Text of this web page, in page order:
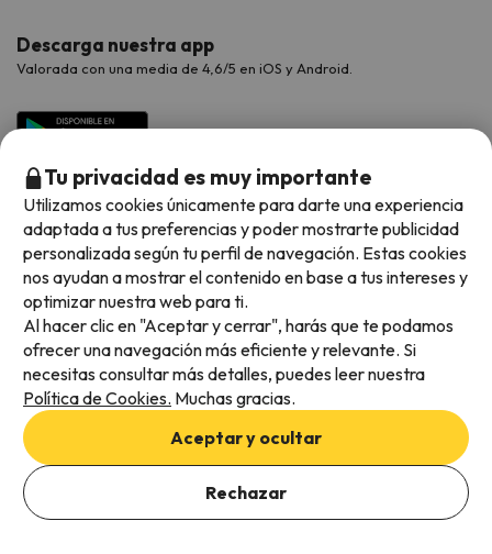
Añade las fechas para comprobar la disponibilidad
Añadir fechas
Descarga nuestra app
Valorada con una media de 4,6/5 en iOS y Android.
Métodos de pago disponibles
Condiciones generales
Privacidad de datos
Política de cookies
Tu privacidad es muy importante
Utilizamos cookies únicamente para darte una experiencia
adaptada a tus preferencias y poder mostrarte publicidad
personalizada según tu perfil de navegación. Estas cookies
nos ayudan a mostrar el contenido en base a tus intereses y
optimizar nuestra web para ti.
Al hacer clic en "Aceptar y cerrar", harás que te podamos
ofrecer una navegación más eficiente y relevante. Si
necesitas consultar más detalles, puedes leer nuestra
Política de Cookies. Muchas gracias.
Aceptar y ocultar
Rechazar